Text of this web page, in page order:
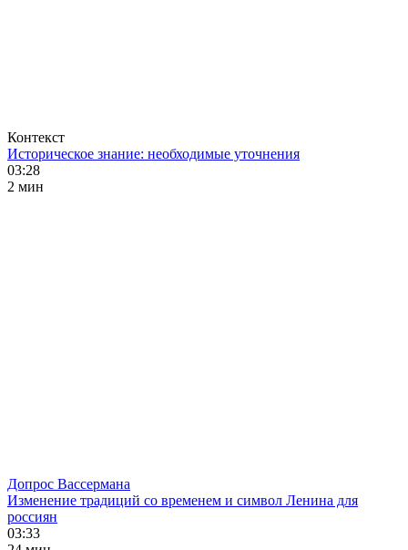
Контекст
Историческое знание: необходимые уточнения
03:28
2 мин
Допрос Вассермана
Изменение традиций со временем и символ Ленина для
россиян
03:33